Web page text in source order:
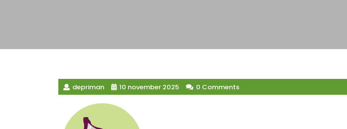
depriman 10 november 2025 0 Comments